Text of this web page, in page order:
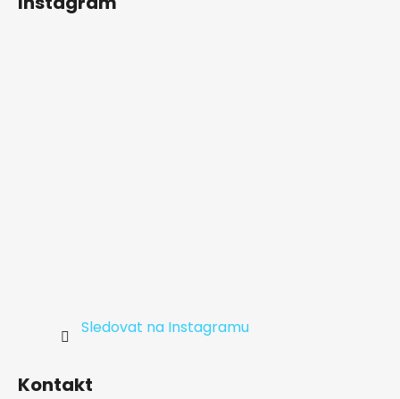
Sledovat na Instagramu
Kontakt